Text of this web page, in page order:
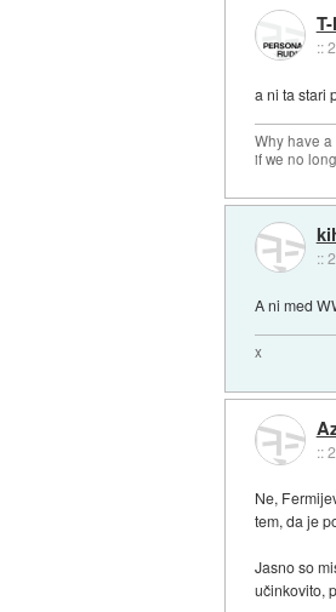
::
a ni ta stari
Why have
if we no
::
A ni med
x
::
Ne,
tem, da je
Jasno so
učinkovito,